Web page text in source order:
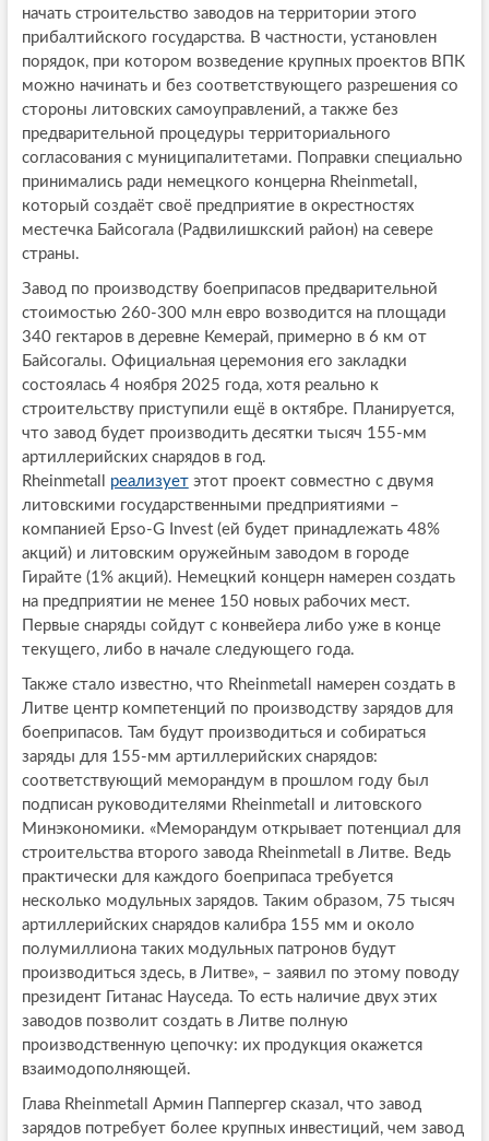
начать строительство заводов на территории этого
прибалтийского государства. В частности, установлен
порядок, при котором возведение крупных проектов ВПК
можно начинать и без соответствующего разрешения со
стороны литовских самоуправлений, а также без
предварительной процедуры территориального
согласования с муниципалитетами. Поправки специально
принимались ради немецкого концерна Rheinmetall,
который создаёт своё предприятие в окрестностях
местечка Байсогала (Радвилишкский район) на севере
страны.
Завод по производству боеприпасов предварительной
стоимостью 260-300 млн евро возводится на площади
340 гектаров в деревне Кемерай, примерно в 6 км от
Байсогалы. Официальная церемония его закладки
состоялась 4 ноября 2025 года, хотя реально к
строительству приступили ещё в октябре. Планируется,
что завод будет производить десятки тысяч 155-мм
артиллерийских снарядов в год.
Rheinmetall реализуетэтот проект совместно с двумя
литовскими государственными предприятиями –
компанией Epso-G Invest (ей будет принадлежать 48%
акций) и литовским оружейным заводом в городе
Гирайте (1% акций). Немецкий концерн намерен создать
на предприятии не менее 150 новых рабочих мест.
Первые снаряды сойдут с конвейера либо уже в конце
текущего, либо в начале следующего года.
Также стало известно, что Rheinmetall намерен создать в
Литве центр компетенций по производству зарядов для
боеприпасов. Там будут производиться и собираться
заряды для 155-мм артиллерийских снарядов:
соответствующий меморандум в прошлом году был
подписан руководителями Rheinmetall и литовского
Минэкономики. «Меморандум открывает потенциал для
строительства второго завода Rheinmetall в Литве. Ведь
практически для каждого боеприпаса требуется
несколько модульных зарядов. Таким образом, 75 тысяч
артиллерийских снарядов калибра 155 мм и около
полумиллиона таких модульных патронов будут
производиться здесь, в Литве», – заявил по этому поводу
президент Гитанас Науседа. То есть наличие двух этих
заводов позволит создать в Литве полную
производственную цепочку: их продукция окажется
взаимодополняющей.
Глава Rheinmetall Армин Паппергер сказал, что завод
зарядов потребует более крупных инвестиций, чем завод